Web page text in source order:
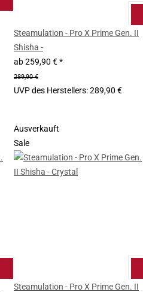
Steamulation - Pro X Prime Gen. II
Shisha -
ab259,90 €*
289,90 €
UVP des Herstellers:289,90 €
Ausverkauft
Sale
Steamulation - Pro X Prime Gen. II